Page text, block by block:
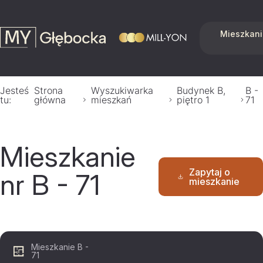
Jesteś
tu:
Strona
główna
Wyszukiwarka
mieszkań
Budynek B,
piętro 1
B -
71
Mieszkanie
nr B - 71
Zapytaj o
mieszkanie
Mieszkanie B -
71